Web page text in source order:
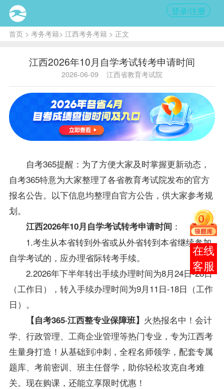
登录/注册
首页> 考务考籍> 江西考务考籍 > 正文
江西2026年10月自学考试转考申请时间
2026-06-09 江西省教育考试院
自考365提醒：为了方便大家及时掌握更新动态，
自考365特意为大家整理了各省教育考试院发布的官方
报名公告。以下信息均整理自官方公告，供大家参考规
划。
江西2026年10月自学考试转考申请时间 ：
1.考生从本省转到外省或从外省转到本省继续参加
自学考试的，应办理省际转考手续。
2.2026年下半年转出手续办理时间为8月24日-28日
（工作日），转入手续办理时间为9月11日-18日（工作
日）。
【自考365·江西整专业保障班】 火热报名中！ 会计
学、行政管理、工商企业管理等热门专业，专为江西考
生量身打造！从基础到冲刺，全程名师领学，配套专属
题库、考前密训、班主任督学，助你轻松攻克自考难
关。 现在购课，还能立享限时优惠！
在线
客服